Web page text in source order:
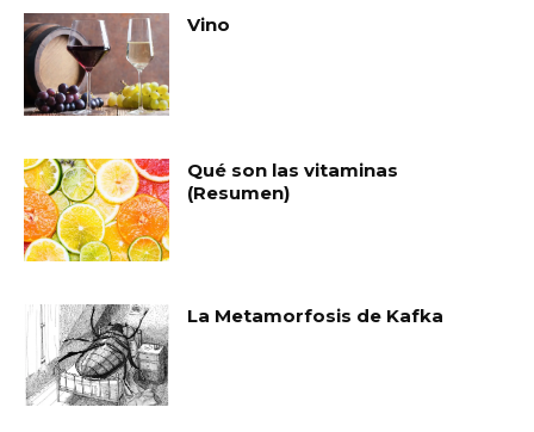
Vino
Qué son las vitaminas
(Resumen)
La Metamorfosis de Kafka